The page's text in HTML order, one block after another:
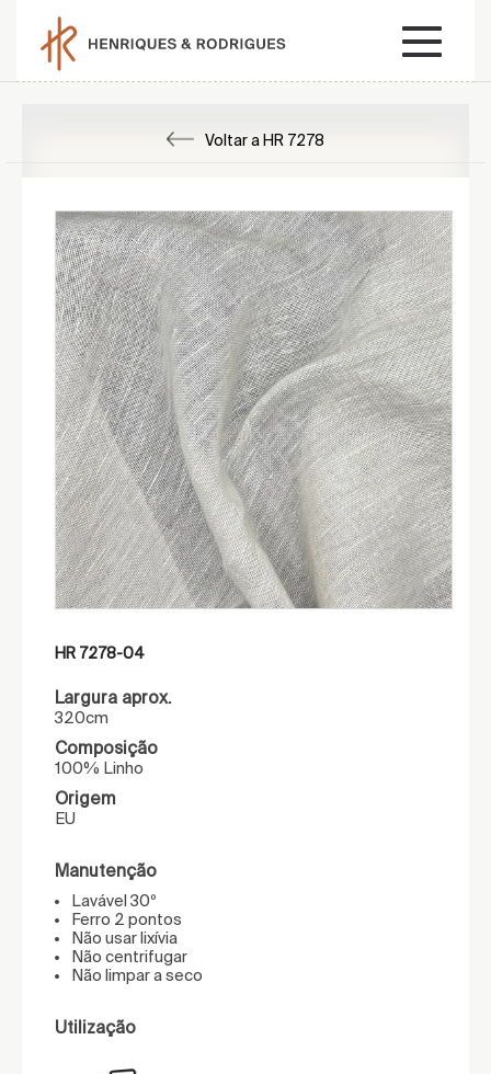
Voltar a HR 7278
HR 7278-04
Largura aprox.
320cm
Composição
100% Linho
Origem
EU
Manutenção
Lavável 30º
Ferro 2 pontos
Não usar lixívia
Não centrifugar
Não limpar a seco
Utilização